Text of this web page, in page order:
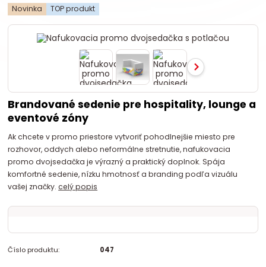
Novinka TOP produkt
Brandované sedenie pre hospitality, lounge a
eventové zóny
Ak chcete v promo priestore vytvoriť pohodlnejšie miesto pre
rozhovor, oddych alebo neformálne stretnutie, nafukovacia
promo dvojsedačka je výrazný a praktický doplnok. Spája
komfortné sedenie, nízku hmotnosť a branding podľa vizuálu
vašej značky.celý popis
Číslo produktu: 047